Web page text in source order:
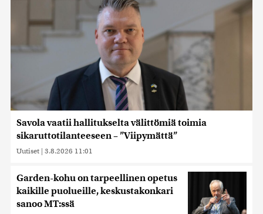
Savola vaatii hallitukselta välittömiä toimia
sikaruttotilanteeseen – ”Viipymättä”
Uutiset | 3.8.2026 11:01
Garden-kohu on tarpeellinen opetus
kaikille puolueille, keskustakonkari
sanoo MT:ssä